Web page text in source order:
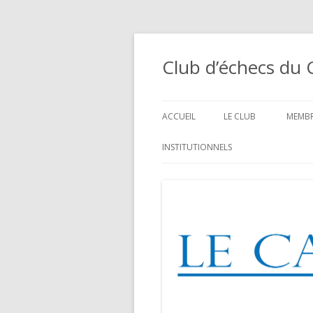
Club d’échecs
ACCUEIL LE CLUB
HISTORIQUE
COMMENT VENIR
AFFICHES
INSTITUTIONNELS